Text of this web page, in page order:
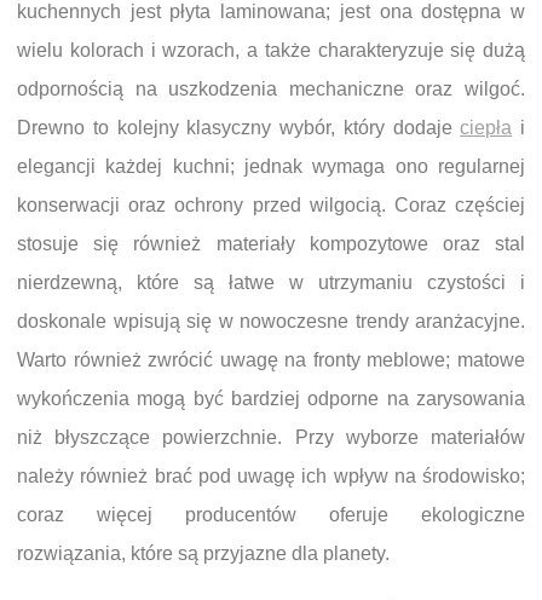
kuchennych jest płyta laminowana; jest ona dostępna w
wielu kolorach i wzorach, a także charakteryzuje się dużą
odpornością na uszkodzenia mechaniczne oraz wilgoć.
Drewno to kolejny klasyczny wybór, który dodajeciepła i
elegancji każdej kuchni; jednak wymaga ono regularnej
konserwacji oraz ochrony przed wilgocią. Coraz częściej
stosuje się również materiały kompozytowe oraz stal
nierdzewną, które są łatwe w utrzymaniu czystości i
doskonale wpisują się w nowoczesne trendy aranżacyjne.
Warto również zwrócić uwagę na fronty meblowe; matowe
wykończenia mogą być bardziej odporne na zarysowania
niż błyszczące powierzchnie. Przy wyborze materiałów
należy również brać pod uwagę ich wpływ na środowisko;
coraz więcej producentów oferuje ekologiczne
rozwiązania, które są przyjazne dla planety.